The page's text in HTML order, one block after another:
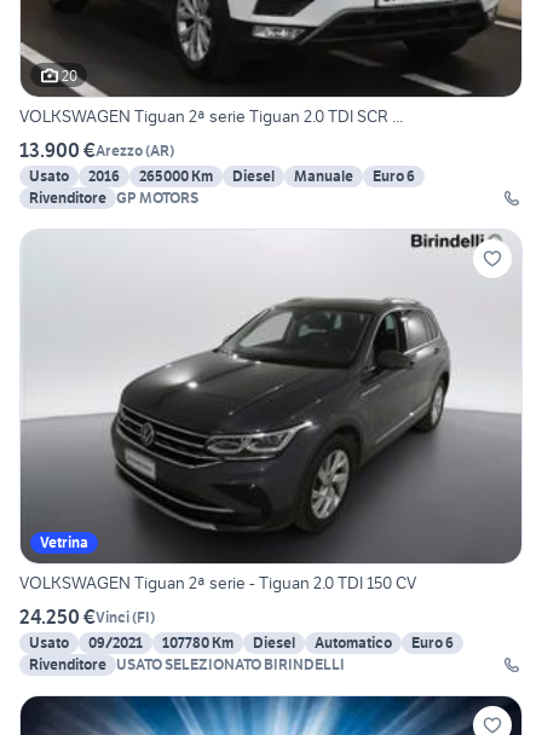
20
VOLKSWAGEN Tiguan 2ª serie Tiguan 2.0 TDI SCR ...
13.900 €Arezzo(AR)
Usato
2016 265000 Km Diesel Manuale
Euro 6
Rivenditore GP MOTORS
Vetrina
VOLKSWAGEN Tiguan 2ª serie - Tiguan 2.0 TDI 150 CV
24.250 €Vinci(FI)
Usato
09/2021 107780 Km Diesel Automatico
Euro 6
Rivenditore USATO SELEZIONATO BIRINDELLI